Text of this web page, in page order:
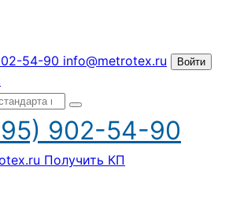
54-90 info@metrotex.ru Войти
902-54-90
Получить КП